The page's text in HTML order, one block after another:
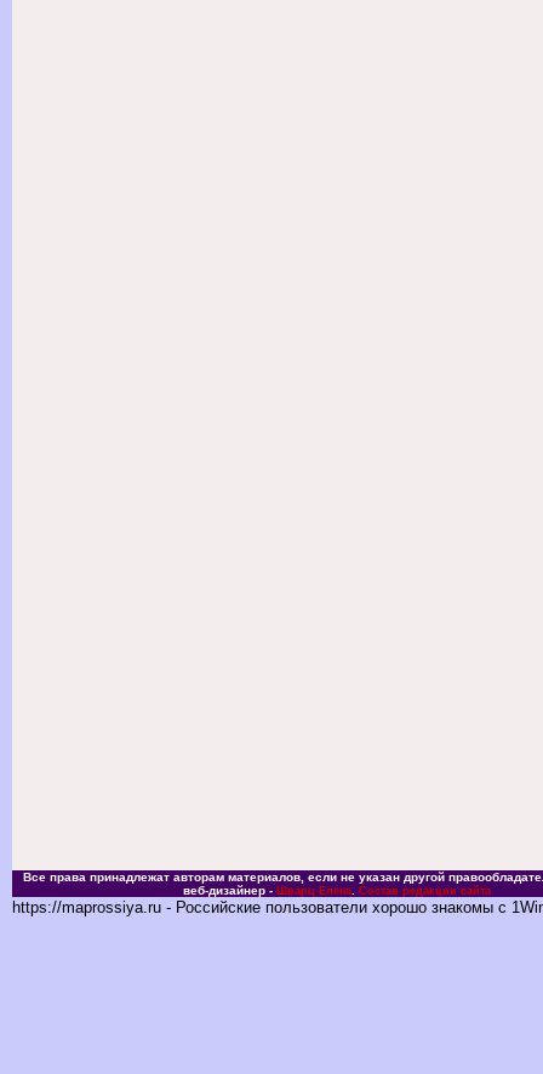
Все права принадлежат авторам материалов, если не указан другой
веб-дизайнер - Шварц Елена Состав редакции сайта
https://maprossiya.ru - Российские пользователи хорошо знакомы с